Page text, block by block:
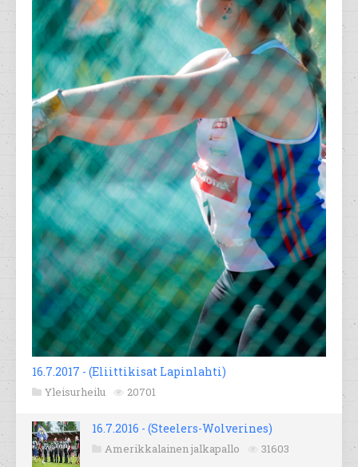
16.7.2017 - (Eliittikisat Lapinlahti)
Yleisurheilu 20701
16.7.2016 - (Steelers-Wolverines)
Amerikkalainen jalkapallo 31603